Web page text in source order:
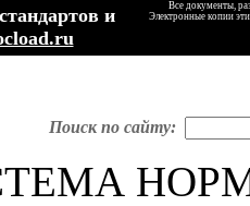
и
Все документы,
Электронные копии
Поиск по сайту: